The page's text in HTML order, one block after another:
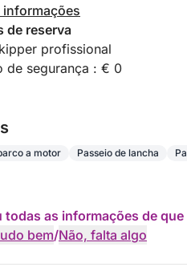
informações
de reserva
profissional
de segurança : € 0
a motor Passeio de lancha
todas as informações de
bem/Não, falta algo